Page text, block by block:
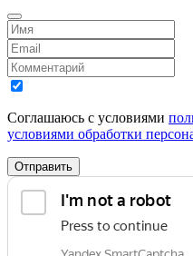
Соглашаюсь с условиями
условиями обработки
Отправить